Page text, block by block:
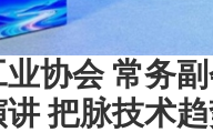
协会 常务
把脉技术